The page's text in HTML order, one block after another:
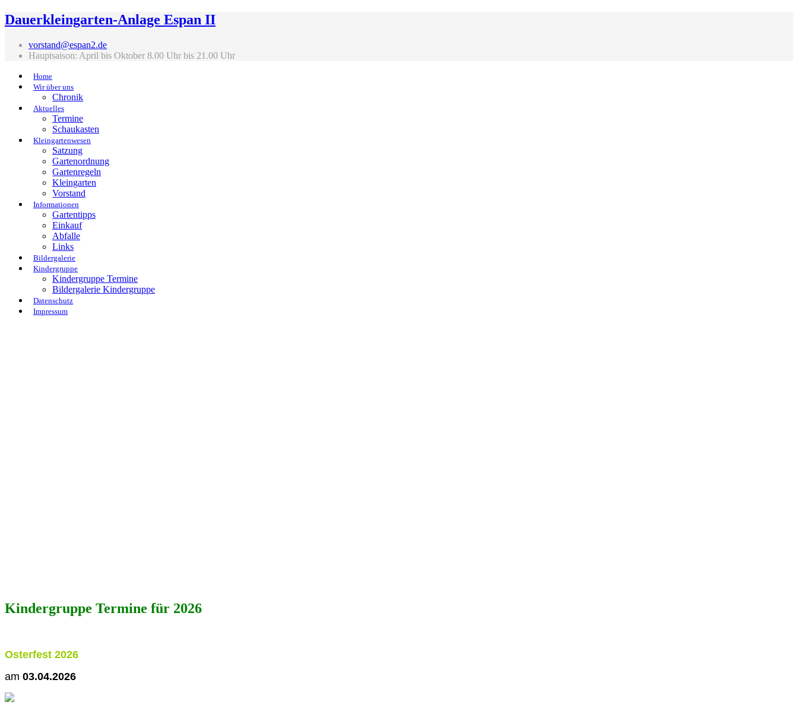
Dauerkleingarten-Anlage Espan II
vorstand@espan2.de
Hauptsaison: April bis Oktober 8.00 Uhr bis 21.00 Uhr
Home
Wir über uns
Chronik
Aktuelles
Termine
Schaukasten
Kleingartenwesen
Satzung
Gartenordnung
Gartenregeln
Kleingarten
Vorstand
Informationen
Gartentipps
Einkauf
Abfalle
Links
Bildergalerie
Kindergruppe
Kindergruppe Termine
Bildergalerie Kindergruppe
Datenschutz
Impressum
Kindergruppe Termine für 2026
Osterfest 2026
am 03.04.2026